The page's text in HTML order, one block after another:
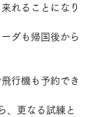
れることになり
ダも帰国後から
行機も予約でき
、更なる試練と